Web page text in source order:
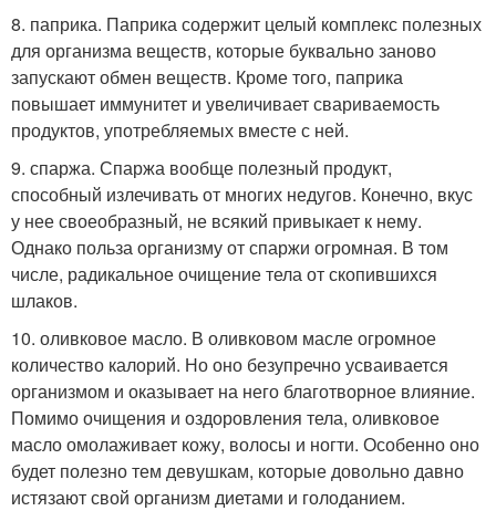
8. паприка. Паприка содержит целый комплекс полезных
для организма веществ, которые буквально заново
запускают обмен веществ. Кроме того, паприка
повышает иммунитет и увеличивает свариваемость
продуктов, употребляемых вместе с ней.
9. спаржа. Спаржа вообще полезный продукт,
способный излечивать от многих недугов. Конечно, вкус
у нее своеобразный, не всякий привыкает к нему.
Однако польза организму от спаржи огромная. В том
числе, радикальное очищение тела от скопившихся
шлаков.
10. оливковое масло. В оливковом масле огромное
количество калорий. Но оно безупречно усваивается
организмом и оказывает на него благотворное влияние.
Помимо очищения и оздоровления тела, оливковое
масло омолаживает кожу, волосы и ногти. Особенно оно
будет полезно тем девушкам, которые довольно давно
истязают свой организм диетами и голоданием.